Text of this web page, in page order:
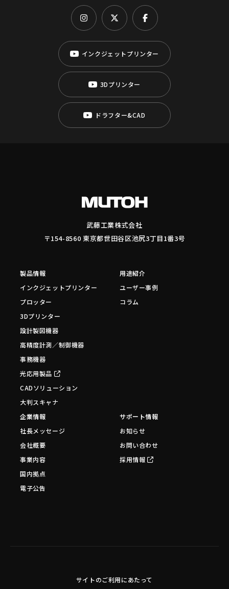
インクジェットプリンター
3Dプリンター
ドラフター&CAD
武藤工業株式会社
〒154-8560 東京都世田谷区池尻3丁目1番3号
製品情報
インクジェットプリンター
プロッター
3Dプリンター
設計製図機器
高精度計測／制御機器
事務機器
光応用製品
CADソリューション
大判スキャナ
用途紹介
ユーザー事例
コラム
企業情報
社長メッセージ
会社概要
事業内容
国内拠点
電子公告
サポート情報
お知らせ
お問い合わせ
採用情報
サイトのご利用にあたって